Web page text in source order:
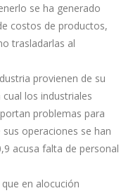
se ha generado
costos de productos,
trasladarlas al
provienen de su
los industriales
problemas para
operaciones se han
acusa falta de personal
en alocución